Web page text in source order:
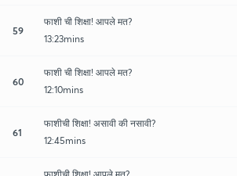
59
फाशी ची शिक्षा! आपले मत?
13:23mins
60
फाशी ची शिक्षा! आपले मत?
12:10mins
61
फाशीची शिक्षा! असावी की नसावी?
12:45mins